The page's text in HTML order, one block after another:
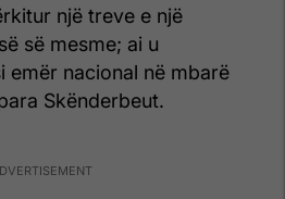
një treve e një
së mesme; ai u
emër nacional në mbarë
Skënderbeut.